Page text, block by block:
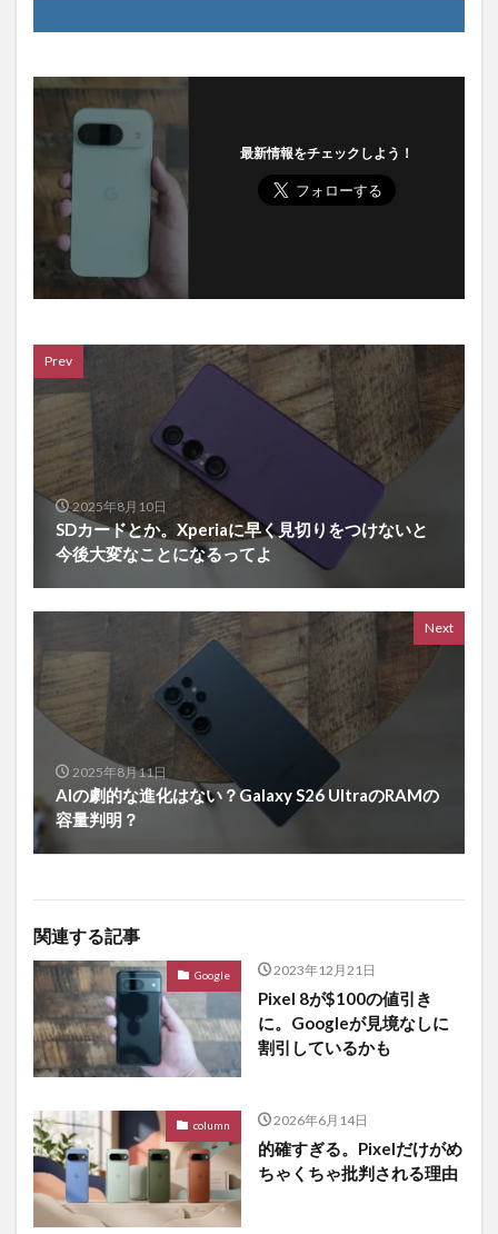
最新情報をチェックしよう！
Prev
2025年8月10日
SDカードとか。Xperiaに早く見切りをつけないと
今後大変なことになるってよ
Next
2025年8月11日
AIの劇的な進化はない？Galaxy S26 UltraのRAMの
容量判明？
関連する記事
Google 2023年12月21日
Pixel 8が$100の値引き
に。Googleが見境なしに
割引しているかも
column 2026年6月14日
的確すぎる。Pixelだけがめ
ちゃくちゃ批判される理由